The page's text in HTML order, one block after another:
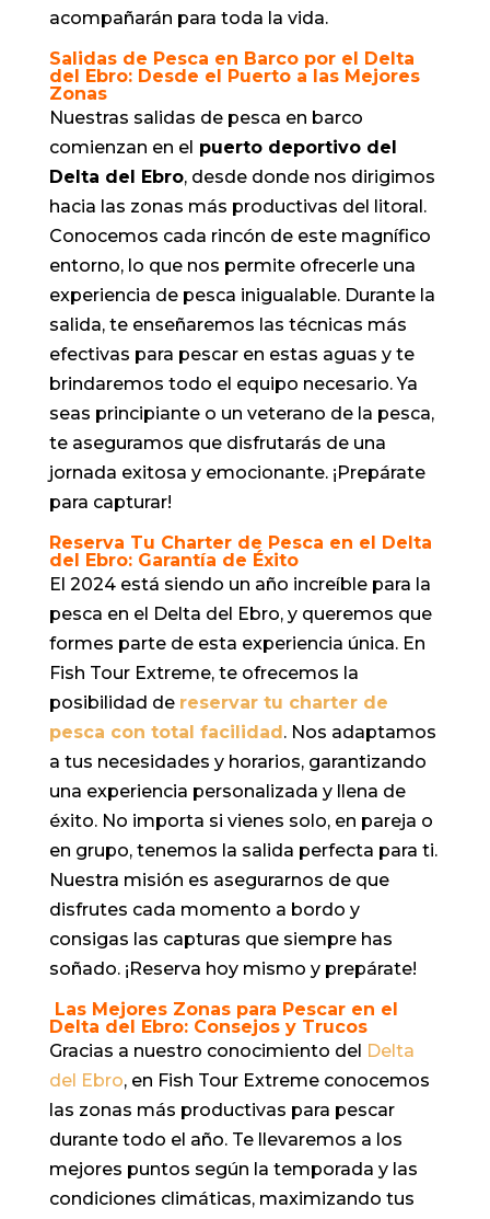
acompañarán para toda la vida.
Salidas de Pesca en Barco por el Delta
del Ebro: Desde el Puerto a las Mejores
Zonas
Nuestras salidas de pesca en barco
comienzan en el puerto deportivo del
Delta del Ebro, desde donde nos dirigimos
hacia las zonas más productivas del litoral.
Conocemos cada rincón de este magnífico
entorno, lo que nos permite ofrecerle una
experiencia de pesca inigualable. Durante la
salida, te enseñaremos las técnicas más
efectivas para pescar en estas aguas y te
brindaremos todo el equipo necesario. Ya
seas principiante o un veterano de la pesca,
te aseguramos que disfrutarás de una
jornada exitosa y emocionante. ¡Prepárate
para capturar!
Reserva Tu Charter de Pesca en el Delta
del Ebro: Garantía de Éxito
El 2024 está siendo un año increíble para la
pesca en el Delta del Ebro, y queremos que
formes parte de esta experiencia única. En
Fish Tour Extreme, te ofrecemos la
posibilidad de reservar tu charter de
pesca con total facilidad. Nos adaptamos
a tus necesidades y horarios, garantizando
una experiencia personalizada y llena de
éxito. No importa si vienes solo, en pareja o
en grupo, tenemos la salida perfecta para ti.
Nuestra misión es asegurarnos de que
disfrutes cada momento a bordo y
consigas las capturas que siempre has
soñado. ¡Reserva hoy mismo y prepárate!
Las Mejores Zonas para Pescar en el
Delta del Ebro: Consejos y Trucos
Gracias a nuestro conocimiento del Delta
del Ebro, en Fish Tour Extreme conocemos
las zonas más productivas para pescar
durante todo el año. Te llevaremos a los
mejores puntos según la temporada y las
condiciones climáticas, maximizando tus